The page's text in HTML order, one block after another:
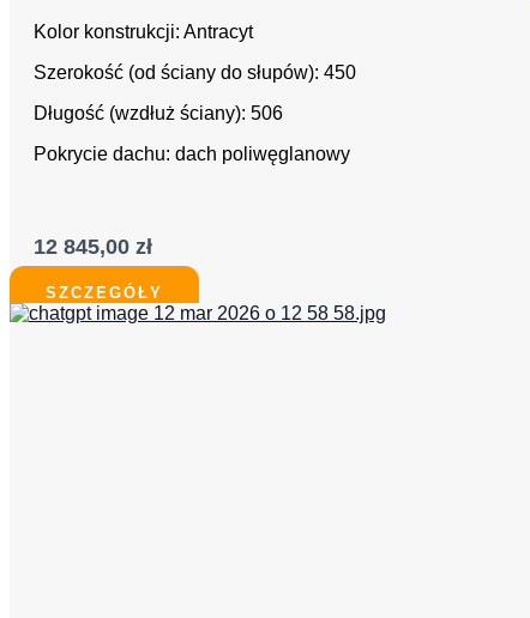
Kolor konstrukcji: Antracyt
Szerokość (od ściany do słupów): 450
Długość (wzdłuż ściany): 506
Pokrycie dachu: dach poliwęglanowy
12 845,00 zł
SZCZEGÓŁY